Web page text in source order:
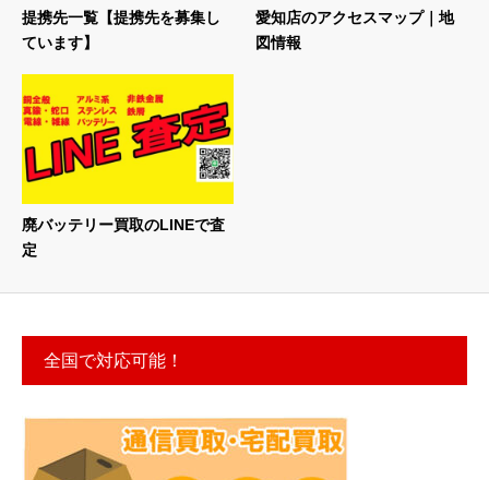
提携先一覧【提携先を募集し
ています】
愛知店のアクセスマップ｜地
図情報
廃バッテリー買取のLINEで査
定
全国で対応可能！